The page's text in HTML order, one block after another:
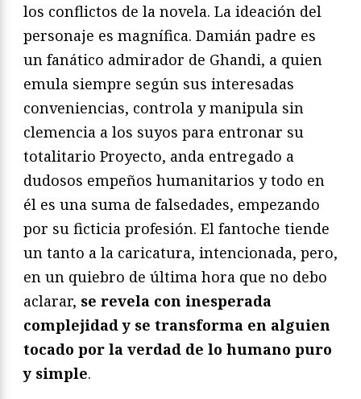
los conflictos de la novela. La ideación del
personaje es magnífica. Damián padre es
un fanático admirador de Ghandi, a quien
emula siempre según sus interesadas
conveniencias, controla y manipula sin
clemencia a los suyos para entronar su
totalitario Proyecto, anda entregado a
dudosos empeños humanitarios y todo en
él es una suma de falsedades, empezando
por su ficticia profesión. El fantoche tiende
un tanto a la caricatura, intencionada, pero,
en un quiebro de última hora que no debo
aclarar, se revela con inesperada
complejidad y se transforma en alguien
tocado por la verdad de lo humano puro
y simple.